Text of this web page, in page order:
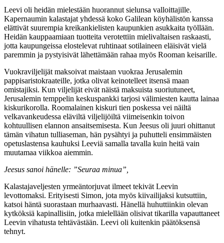
Leevi oli heidän mielestään huorannut sielunsa valloittajille.
Kapernaumin kalastajat yhdessä koko Galilean köyhälistön kanssa
elättivät suurempia kreikankielisten kaupunkien asukkaita työllään.
Heidän kauppaamiaan tuotteita verotettiin mielivaltaisen raskaasti,
jotta kaupungeissa elostelevat ruhtinaat sotilaineen eläisivät vielä
paremmin ja pystyisivät lähettämään rahaa myös Rooman keisarille.
Vuokraviljelijät maksoivat maistaan vuokraa Jerusalemin
pappisaristokraateille, jotka olivat keinotelleet itsensä maan
omistajiksi. Kun viljelijät eivät näistä maksuista suoriutuneet,
Jerusalemin temppelin keskuspankki tarjosi välimiesten kautta lainaa
kiskurikorolla. Roomalainen kiskuri tien poskessa vei näiltä
velkavankeudessa eläviltä viljelijöiltä viimeisenkin toivon
kohtuullisen elannon ansaitsemisesta. Kun Jeesus oli juuri ohittanut
tämän vihatun tulliaseman, hän pysähtyi ja puhutteli ensimmäisten
opetuslastensa kauhuksi Leeviä samalla tavalla kuin heitä vain
muutamaa viikkoa aiemmin.
Jeesus sanoi hänelle: ”Seuraa minua”,
Kalastajaveljesten yrmeäntorjuvat ilmeet tekivät Leevin
levottomaksi. Erityisesti Simon, jota myös kiivailijaksi kutsuttiin,
katsoi häntä suorastaan murhaavasti. Hänellä huhuttiinkin olevan
kytköksiä kapinallisiin, jotka mielellään olisivat tikarilla vapauttaneet
Leevin vihatusta tehtävästään. Leevi oli kuitenkin päätöksensä
tehnyt.